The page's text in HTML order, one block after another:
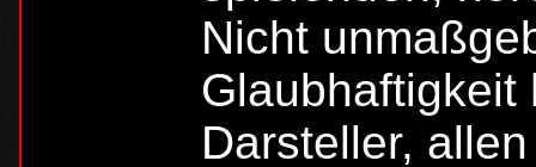
Nicht
Glaubhaftigkeit
Darsteller,